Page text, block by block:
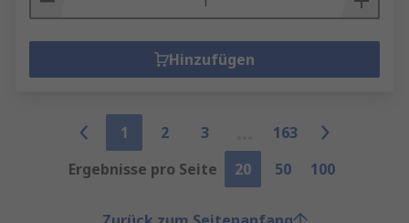
Hinzufügen
1 2 3
163
Ergebnisse pro Seite
20 50 100